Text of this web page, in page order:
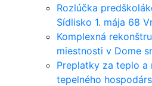
Rozlúčka
Sídlisko 1. mája 68
Komplexná
miestnosti v Dome
Preplatky za teplo a
tepelného